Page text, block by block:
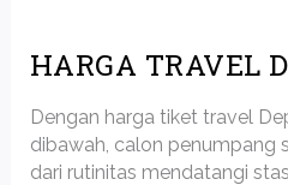
HARGA TRAVEL
Dengan harga tiket travel
dibawah, calon penumpang
dari rutinitas mendatangi